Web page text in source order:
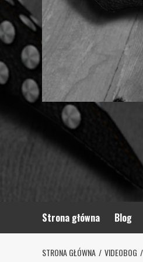
Strona główna Blog
STRONA GŁÓWNA VIDEOBOG